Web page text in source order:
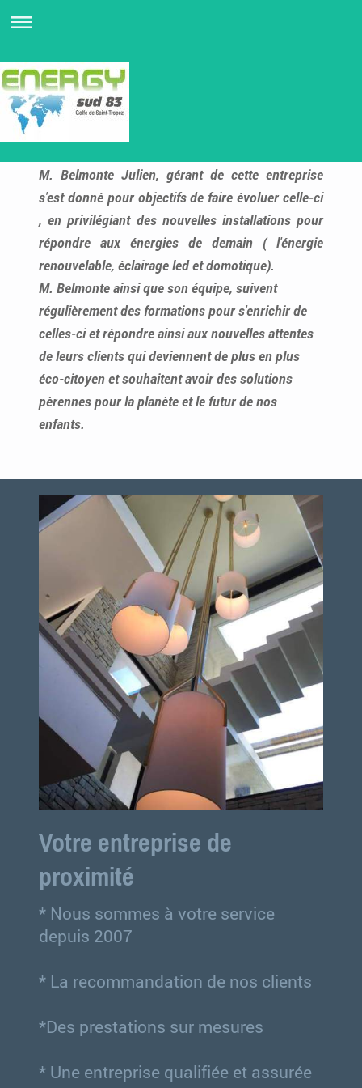
M. Belmonte Julien, gérant de cette entreprise
s'est donné pour objectifs de faire évoluer celle-ci
, en privilégiant des nouvelles installations pour
répondre aux énergies de demain ( l'énergie
renouvelable, éclairage led et domotique).
M. Belmonte ainsi que son équipe, suivent
régulièrement des formations pour s'enrichir de
celles-ci et répondre ainsi aux nouvelles attentes
de leurs clients qui deviennent de plus en plus
éco-citoyen et souhaitent avoir des solutions
pèrennes pour la planète et le futur de nos
enfants.
Votre entreprise de
proximité
* Nous sommes à votre service
depuis 2007
* La recommandation de nos clients
*Des prestations sur mesures
* Une entreprise qualifiée et assurée